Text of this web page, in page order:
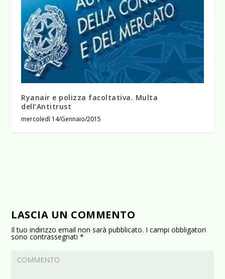
Ryanair e polizza facoltativa. Multa
dell’Antitrust
mercoledì 14/Gennaio/2015
LASCIA UN COMMENTO
Il tuo indirizzo email non sarà pubblicato. I campi obbligatori
sono contrassegnati*